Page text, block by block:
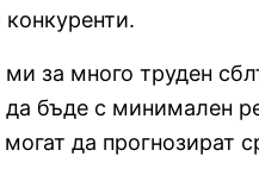
конкуренти.
за много труден
бъде с минимален
да прогнозират